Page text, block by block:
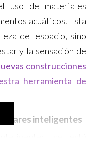
uso de materiales
acuáticos. Esta
del espacio, sino
y la sensación de
construcciones
herramienta de
inteligentes